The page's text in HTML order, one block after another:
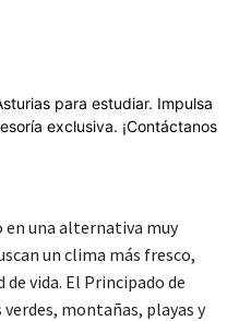
en una alternativa muy
un clima más fresco,
vida. El Principado de
montañas, playas y